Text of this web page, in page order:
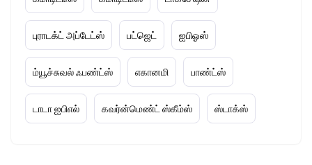
புராடக்ட் அப்டேட்ஸ் பட்ஜெட் ஐபிஓஸ்
ம்யூச்சுவல் ஃபண்ட்ஸ் எகானமி பாண்ட்ஸ்
டாடா ஐபிஎல் கவர்ன்மெண்ட் ஸ்கீம்ஸ் ஸ்டாக்ஸ்